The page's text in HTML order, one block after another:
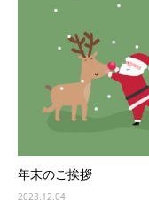
年末のご挨拶
2023.12.04